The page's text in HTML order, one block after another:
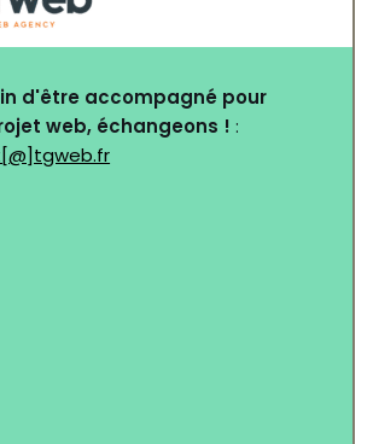
d'être accompagné pour
web, échangeons ! :